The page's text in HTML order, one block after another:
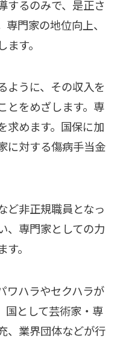
するのみで、是正さ
門家の地位向上、
す。
ように、その収入を
とをめざします。専
求めます。国保に加
に対する傷病手当金
ど非正規職員となっ
、専門家としての力
。
ワハラやセクハラが
国として芸術家・専
、業界団体などが行